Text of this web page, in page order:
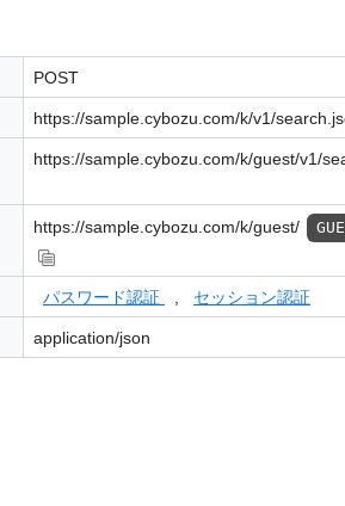
POST
https://sample.cybozu.com/k/v1/
https://sample.cybozu.com/k/guest/v1/
https://sample.cybozu.com/k/guest/
パスワード認証 セッション認証
application/json